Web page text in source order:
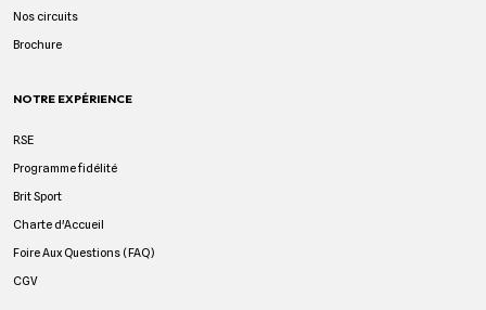
Nos circuits
Brochure
NOTRE EXPÉRIENCE
RSE
Programme fidélité
Brit Sport
Charte d'Accueil
Foire Aux Questions (FAQ)
CGV